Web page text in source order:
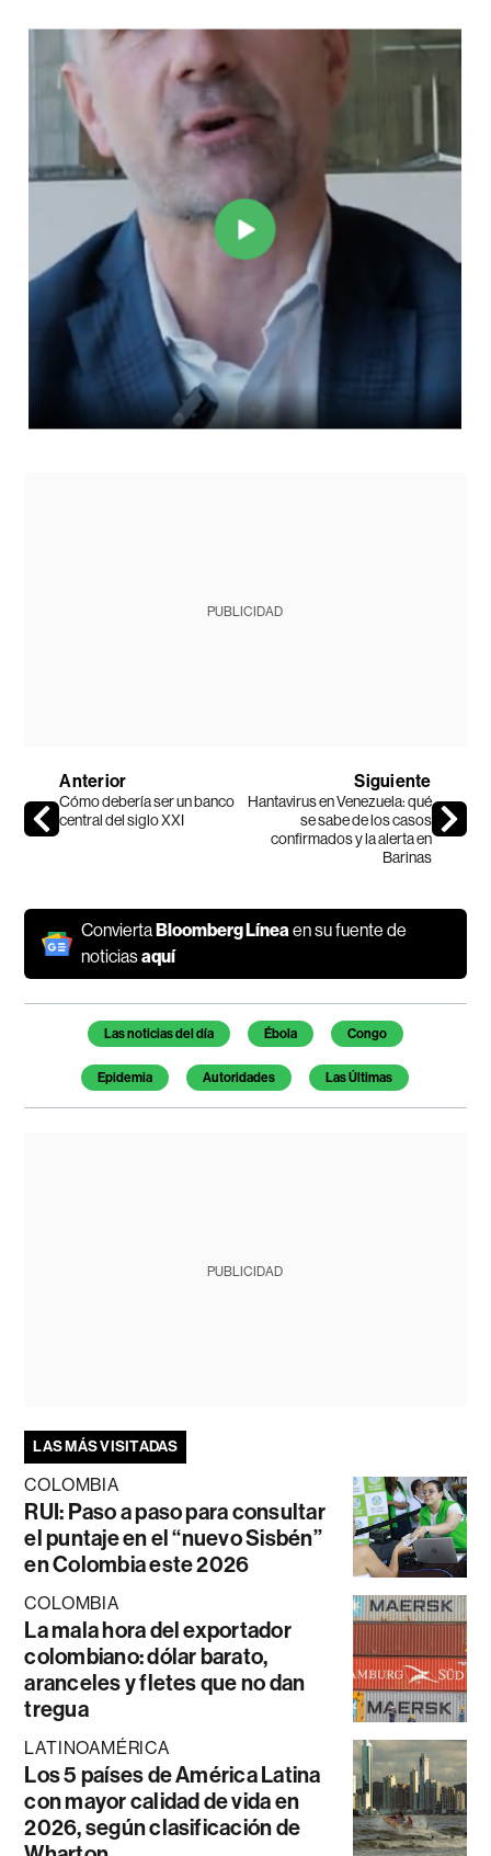
PUBLICIDAD
Anterior
Cómo debería ser un banco
central del siglo XXI
Siguiente
Hantavirus en Venezuela: qué
se sabe de los casos
confirmados y la alerta en
Barinas
ConviertaBloomberg Líneaen su fuente de
noticiasaquí
Temas de este artículo
Las noticias del día Ébola Congo
Epidemia Autoridades Las Últimas
PUBLICIDAD
LAS MÁS VISITADAS
COLOMBIA
RUI: Paso a paso para consultar
el puntaje en el “nuevo Sisbén”
en Colombia este 2026
COLOMBIA
La mala hora del exportador
colombiano: dólar barato,
aranceles y fletes que no dan
tregua
LATINOAMÉRICA
Los 5 países de América Latina
con mayor calidad de vida en
2026, según clasificación de